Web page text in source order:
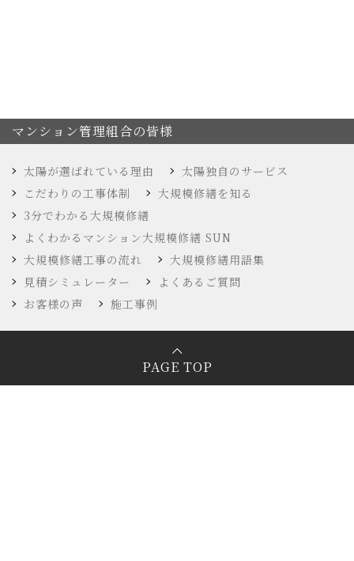
マンション管理組合の皆様
太陽が選ばれている理由
太陽独自のサービス
こだわりの工事体制
大規模修繕を知る
3分でわかる大規模修繕
よくわかるマンション大規模修繕 SUN
大規模修繕工事の流れ
大規模修繕用語集
見積シミュレーター
よくあるご質問
お客様の声
施工事例
PAGE TOP